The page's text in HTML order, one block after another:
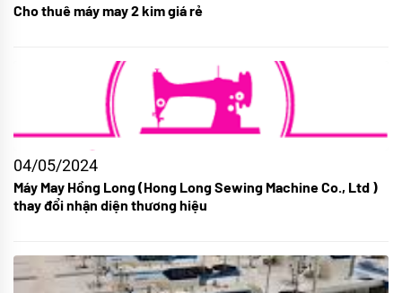
Cho thuê máy may 2 kim giá rẻ
04/05/2024
Máy May Hồng Long (Hong Long Sewing Machine Co., Ltd )
thay đổi nhận diện thương hiệu